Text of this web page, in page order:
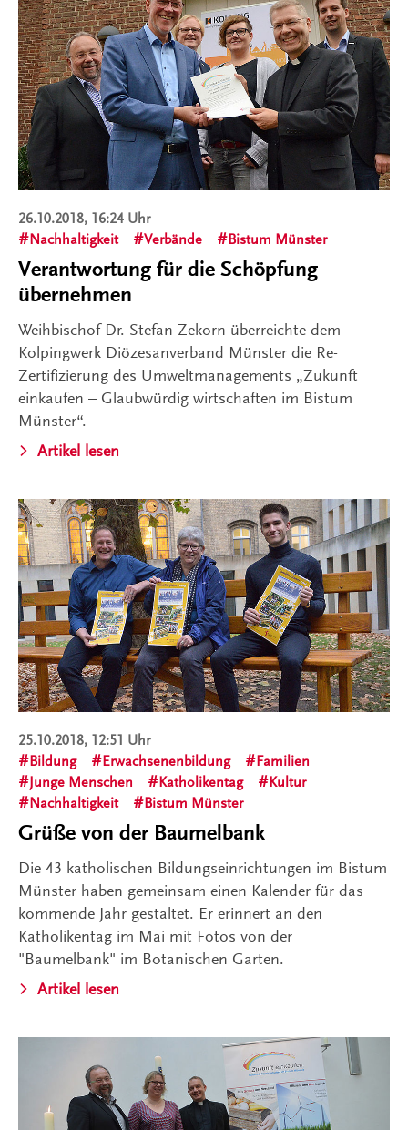
26.10.2018, 16:24 Uhr
Nachhaltigkeit
Verbände Bistum Münster
Verantwortung für die Schöpfung
übernehmen
Weihbischof Dr. Stefan Zekorn überreichte dem
Kolpingwerk Diözesanverband Münster die Re-
Zertifizierung des Umweltmanagements „Zukunft
einkaufen – Glaubwürdig wirtschaften im Bistum
Münster“.
Artikel lesen
25.10.2018, 12:51 Uhr
Bildung
Erwachsenenbildung
Familien
Junge Menschen
Katholikentag
Kultur
Nachhaltigkeit
Bistum Münster
Grüße von der Baumelbank
Die 43 katholischen Bildungseinrichtungen im Bistum
Münster haben gemeinsam einen Kalender für das
kommende Jahr gestaltet. Er erinnert an den
Katholikentag im Mai mit Fotos von der
"Baumelbank" im Botanischen Garten.
Artikel lesen